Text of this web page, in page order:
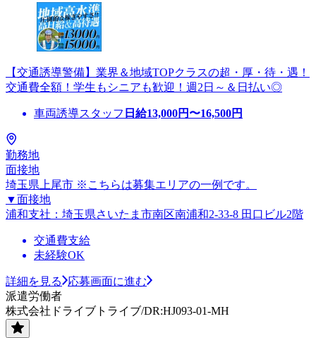
【交通誘導警備】業界＆地域TOPクラスの超・厚・待・遇！
交通費全額！学生もシニアも歓迎！週2日～＆日払い◎
車両誘導スタッフ 日給13,000円〜16,500円
勤務地
面接地
埼玉県上尾市 ※こちらは募集エリアの一例です。
▼面接地
浦和支社：埼玉県さいたま市南区南浦和2-33-8 田口ビル2階
交通費支給
未経験OK
詳細を見る
応募画面に進む
派遣労働者
株式会社ドライブトライブ/DR:HJ093-01-MH